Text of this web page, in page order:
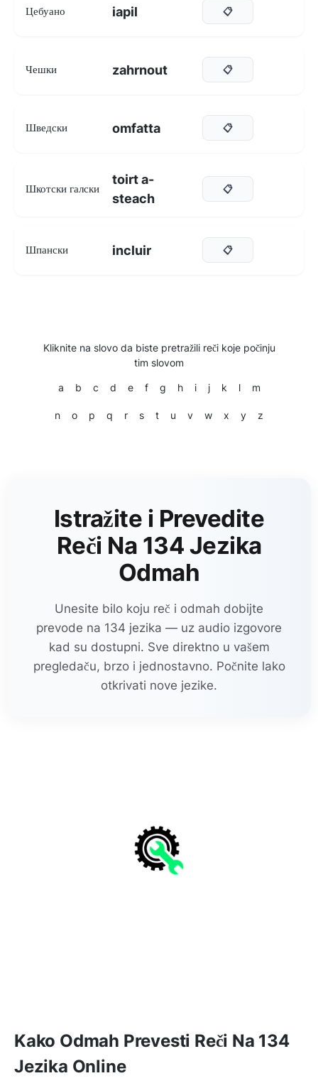
Цебуано iapil 📋
Чешки zahrnout 📋
Шведски omfatta 📋
Шкотски галски
toirt a-
steach
📋
Шпански incluir 📋
Kliknite na slovo da biste pretražili reči koje počinju
tim slovom
a b c d e f g h i j k l m
n o p q r s t u v w x y z
Istražite i Prevedite
Reči Na 134 Jezika
Odmah
Unesite bilo koju reč i odmah dobijte
prevode na 134 jezika — uz audio izgovore
kad su dostupni. Sve direktno u vašem
pregledaču, brzo i jednostavno. Počnite lako
otkrivati nove jezike.
Kako Odmah Prevesti Reči Na 134
Jezika Online